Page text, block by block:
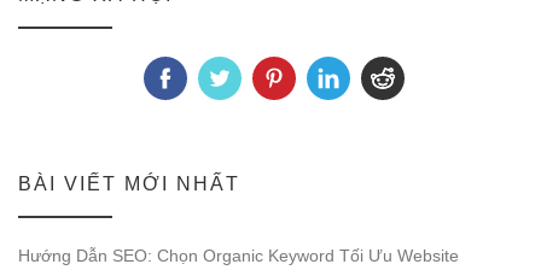
BÀI VIẾT MỚI NHẤT
Hướng Dẫn SEO: Chọn Organic Keyword Tối Ưu Website